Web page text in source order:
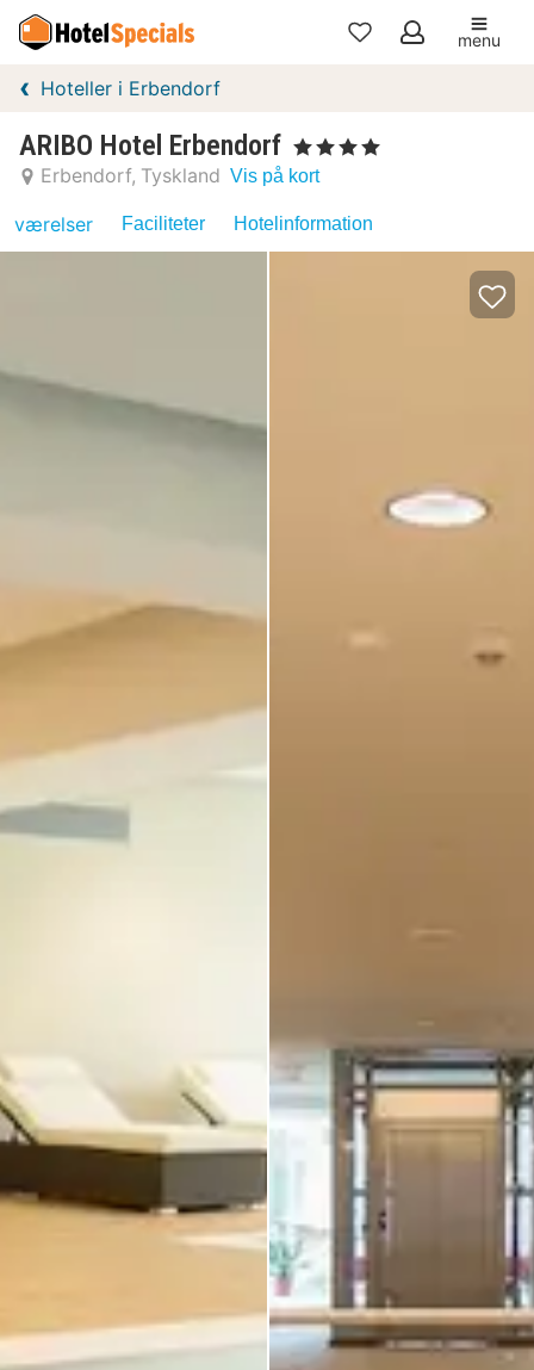
Mine
menu
Hoteller i Erbendorf
ARIBO Hotel Erbendorf , 4 Stjerner
Erbendorf Tyskland Vis på kort
værelser Faciliteter Hotelinformation